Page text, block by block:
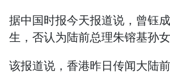
据中国时报今天报道说，曾钰
生，否认为陆前总理朱镕基孙女
该报道说，香港昨日传闻大陆